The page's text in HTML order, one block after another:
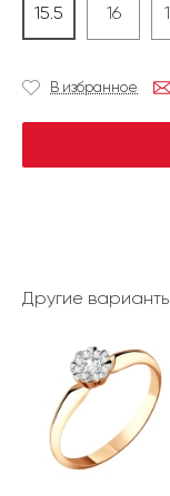
15.5 16
В избранное
Другие